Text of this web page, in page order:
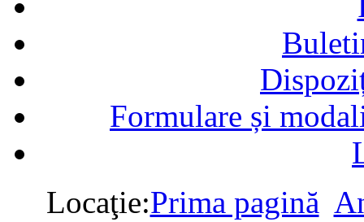
Formulare și
Locaţie:Prima pagină